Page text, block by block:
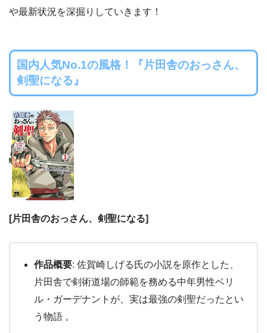
や最新状況を深掘りしていきます！
国内人気No.1の風格！『片田舎のおっさん、
剣聖になる』
[片田舎のおっさん、剣聖になる]
作品概要: 佐賀崎しげる氏の小説を原作とした、
片田舎で剣術道場の師範を務める中年男性ベリ
ル・ガーデナントが、実は最強の剣聖だったとい
う物語 。